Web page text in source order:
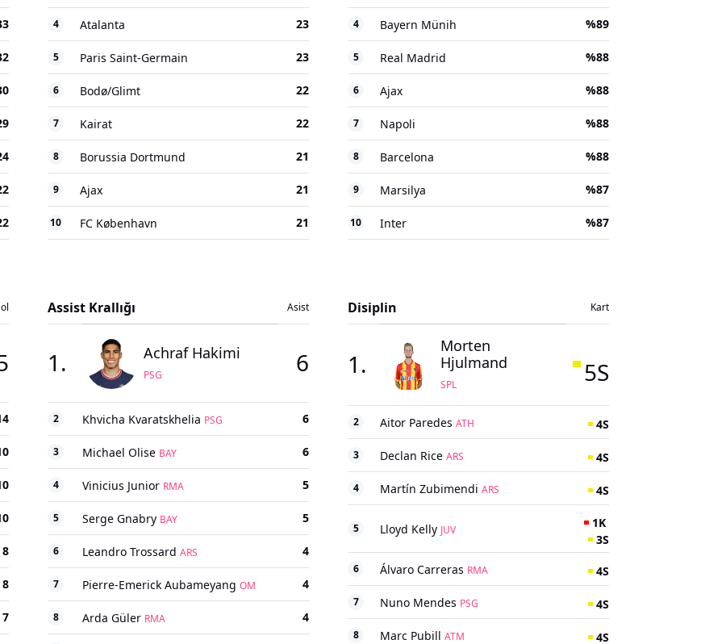
4 Atalanta 23
5 Paris Saint-Germain 23
6 Bodø/Glimt 22
7 Kairat 22
8 Borussia Dortmund 21
9 Ajax 21
10 FC København 21
4 Bayern Münih %89
5 Real Madrid %88
6 Ajax %88
7 Napoli %88
8 Barcelona %88
9 Marsilya %87
10 Inter %87
8
8
7
Assist Krallığı Asist
1 . Achraf Hakimi
PSG 6
2 Khvicha Kvaratskhelia PSG 6
3 Michael Olise BAY 6
4 Vinicius Junior RMA 5
5 Serge Gnabry BAY 5
6 Leandro Trossard ARS 4
7 Pierre-Emerick Aubameyang OM 4
8 Arda Güler RMA 4
Disiplin Kart
1 .
Morten
Hjulmand
SPL 5S
2 Aitor Paredes ATH 4S
3 Declan Rice ARS 4S
4 Martín Zubimendi ARS 4S
5 Lloyd Kelly JUV 1K
3S
6 Álvaro Carreras RMA 4S
7 Nuno Mendes PSG 4S
8 Marc Pubill ATM 4S